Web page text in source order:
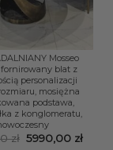
Mosseo
fornirowany blat z
personalizacji
mosiężna
podstawa,
z konglomeratu,
zł Pierwotna
5990,00 zł